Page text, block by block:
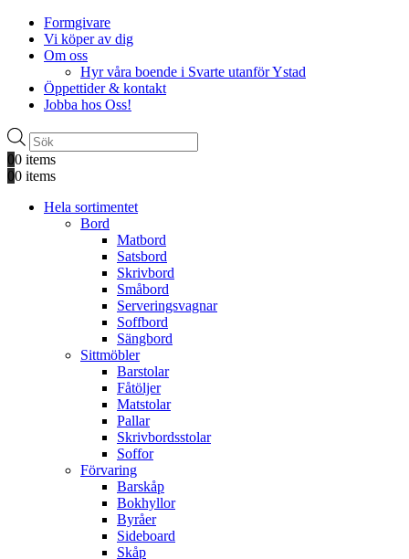
Formgivare
Vi köper av dig
Om oss
Hyr våra boende i Svarte utanför Ystad
Öppettider & kontakt
Jobba hos Oss!
Produktsökning
00 items
00 items
Hela sortimentet
Bord
Matbord
Satsbord
Skrivbord
Småbord
Serveringsvagnar
Soffbord
Sängbord
Sittmöbler
Barstolar
Fåtöljer
Matstolar
Pallar
Skrivbordsstolar
Soffor
Förvaring
Barskåp
Bokhyllor
Byråer
Sideboard
Skåp